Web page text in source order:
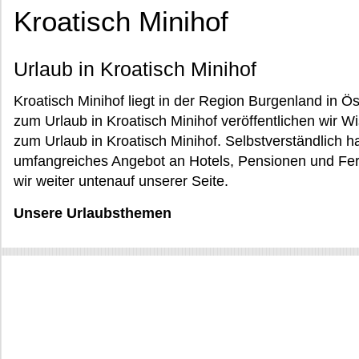
Kroatisch Minihof
Urlaub in Kroatisch Minihof
Kroatisch Minihof liegt in der Region Burgenland in
zum Urlaub in Kroatisch Minihof veröffentlichen wir
zum Urlaub in Kroatisch Minihof. Selbstverständlich
umfangreiches Angebot an Hotels, Pensionen und
wir weiter untenauf unserer Seite.
Unsere Urlaubsthemen